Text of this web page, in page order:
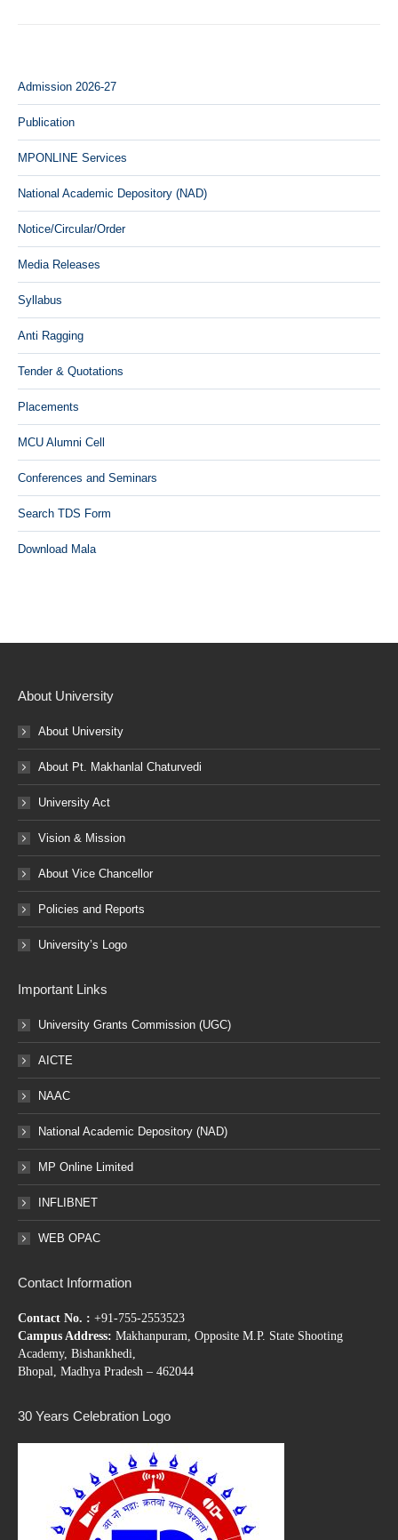
Admission 2026-27
Publication
MPONLINE Services
National Academic Depository (NAD)
Notice/Circular/Order
Media Releases
Syllabus
Anti Ragging
Tender & Quotations
Placements
MCU Alumni Cell
Conferences and Seminars
Search TDS Form
Download Mala
About University
About University
About Pt. Makhanlal Chaturvedi
University Act
Vision & Mission
About Vice Chancellor
Policies and Reports
University’s Logo
Important Links
University Grants Commission (UGC)
AICTE
NAAC
National Academic Depository (NAD)
MP Online Limited
INFLIBNET
WEB OPAC
Contact Information
Contact No. : +91-755-2553523
Campus Address: Makhanpuram, Opposite M.P. State Shooting
Academy, Bishankhedi,
Bhopal, Madhya Pradesh – 462044
30 Years Celebration Logo